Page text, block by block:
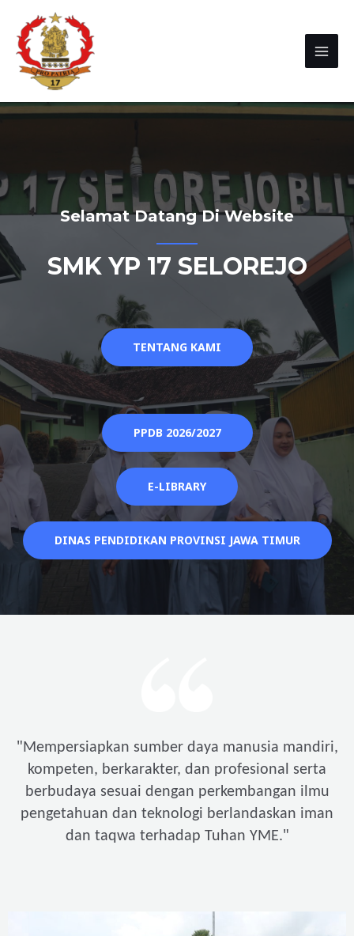
Selamat Datang Di Website
SMK YP 17 SELOREJO
TENTANG KAMI
PPDB 2026/2027
E-LIBRARY
DINAS PENDIDIKAN PROVINSI JAWA TIMUR
"Mempersiapkan sumber daya manusia mandiri,
kompeten, berkarakter, dan profesional serta
berbudaya sesuai dengan perkembangan ilmu
pengetahuan dan teknologi berlandaskan iman
dan taqwa terhadap Tuhan YME."